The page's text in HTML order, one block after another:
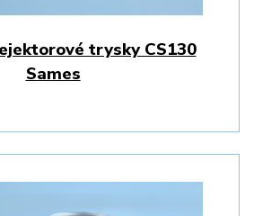
trysky CS130
Sames